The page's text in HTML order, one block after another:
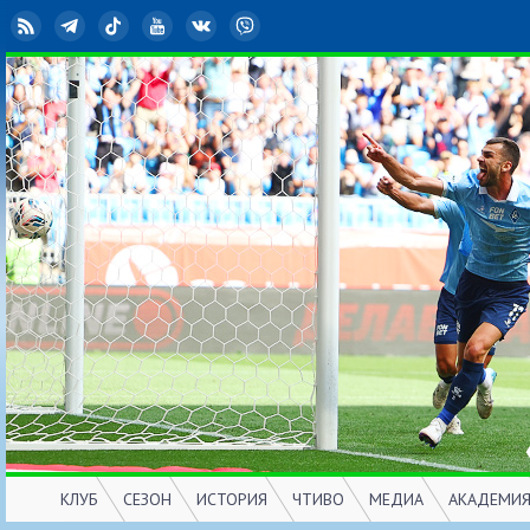
RSS TelegramTikTok YouTubeВКонтакте
КЛУБ
СЕЗОН
ИСТОРИЯ
ЧТИВО
МЕДИА
АКАДЕМИЯ